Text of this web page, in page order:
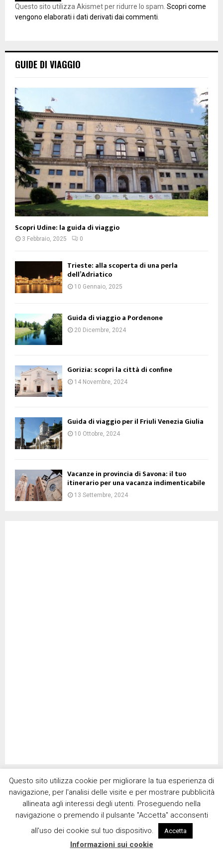
Questo sito utilizza Akismet per ridurre lo spam. Scopri come
vengono elaborati i dati derivati dai commenti
GUIDE DI VIAGGIO
Scopri Udine: la guida di viaggio
3 Febbraio, 2025 0
Trieste: alla scoperta di una perla
dell’Adriatico
10 Gennaio, 2025
Guida di viaggio a Pordenone
20 Dicembre, 2024
Gorizia: scopri la città di confine
14 Novembre, 2024
Guida di viaggio per il Friuli Venezia Giulia
10 Ottobre, 2024
Vacanze in provincia di Savona: il tuo
itinerario per una vacanza indimenticabile
13 Settembre, 2024
CERCA NEL SITO
S
Questo sito utilizza cookie per migliorare la tua esperienza di
navigazione, per l'analisi delle visite e per mostrare pubblicità
allineata agli interessi degli utenti. Proseguendo nella
navigazione o premendo il pulsante "Accetta" acconsenti
all'uso dei cookie sul tuo dispositivo.
Accetta
Informazioni sui cookie